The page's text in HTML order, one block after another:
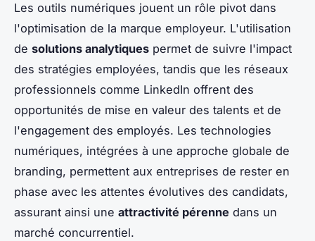
Les outils numériques jouent un rôle pivot dans
l'optimisation de la marque employeur. L'utilisation
de solutions analytiques permet de suivre l'impact
des stratégies employées, tandis que les réseaux
professionnels comme LinkedIn offrent des
opportunités de mise en valeur des talents et de
l'engagement des employés. Les technologies
numériques, intégrées à une approche globale de
branding, permettent aux entreprises de rester en
phase avec les attentes évolutives des candidats,
assurant ainsi une attractivité pérenne dans un
marché concurrentiel.